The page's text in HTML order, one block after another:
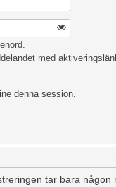
med
denna session.
tar bara